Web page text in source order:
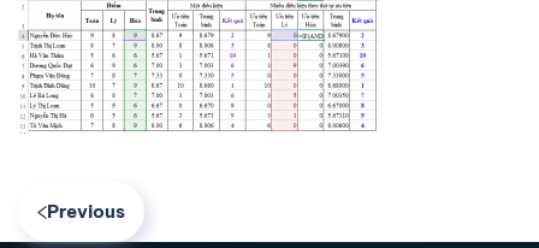
Previous